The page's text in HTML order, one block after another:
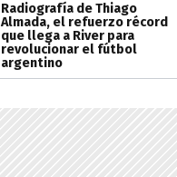
Radiografía de Thiago
Almada, el refuerzo récord
que llega a River para
revolucionar el fútbol
argentino